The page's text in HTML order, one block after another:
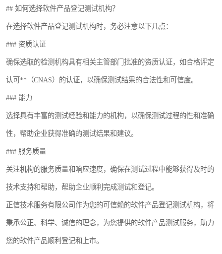
## 如何选择软件产品登记测试机构？
在选择软件产品登记测试机构时，务必注意以下几点：
### 资质认证
确保选取的检测机构具有相关主管部门批准的资质认证，如合格评定
认可**（CNAS）的认证，以确保测试结果的合法性和可信度。
### 能力
选择具有丰富的测试经验和能力的机构，以确保测试过程的性和准确
性，帮助企业获得准确的测试结果和建议。
### 服务质量
关注机构的服务质量和响应速度，确保在测试过程中能够获得及时的
技术支持和帮助，帮助企业顺利完成测试和登记。
正信技术服务有限公司作为您的可信赖的软件产品登记测试机构，将
秉承公正、科学、诚信的理念，为您提供的软件产品测试服务，助力
您的软件产品顺利登记和上市。